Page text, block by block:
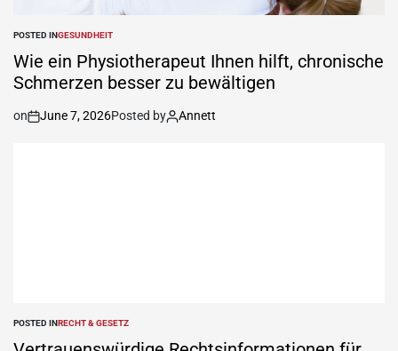
POSTED INGESUNDHEIT
Wie ein Physiotherapeut Ihnen hilft, chronische
Schmerzen besser zu bewältigen
on June 7, 2026Posted by Annett
POSTED IN RECHT & GESETZ